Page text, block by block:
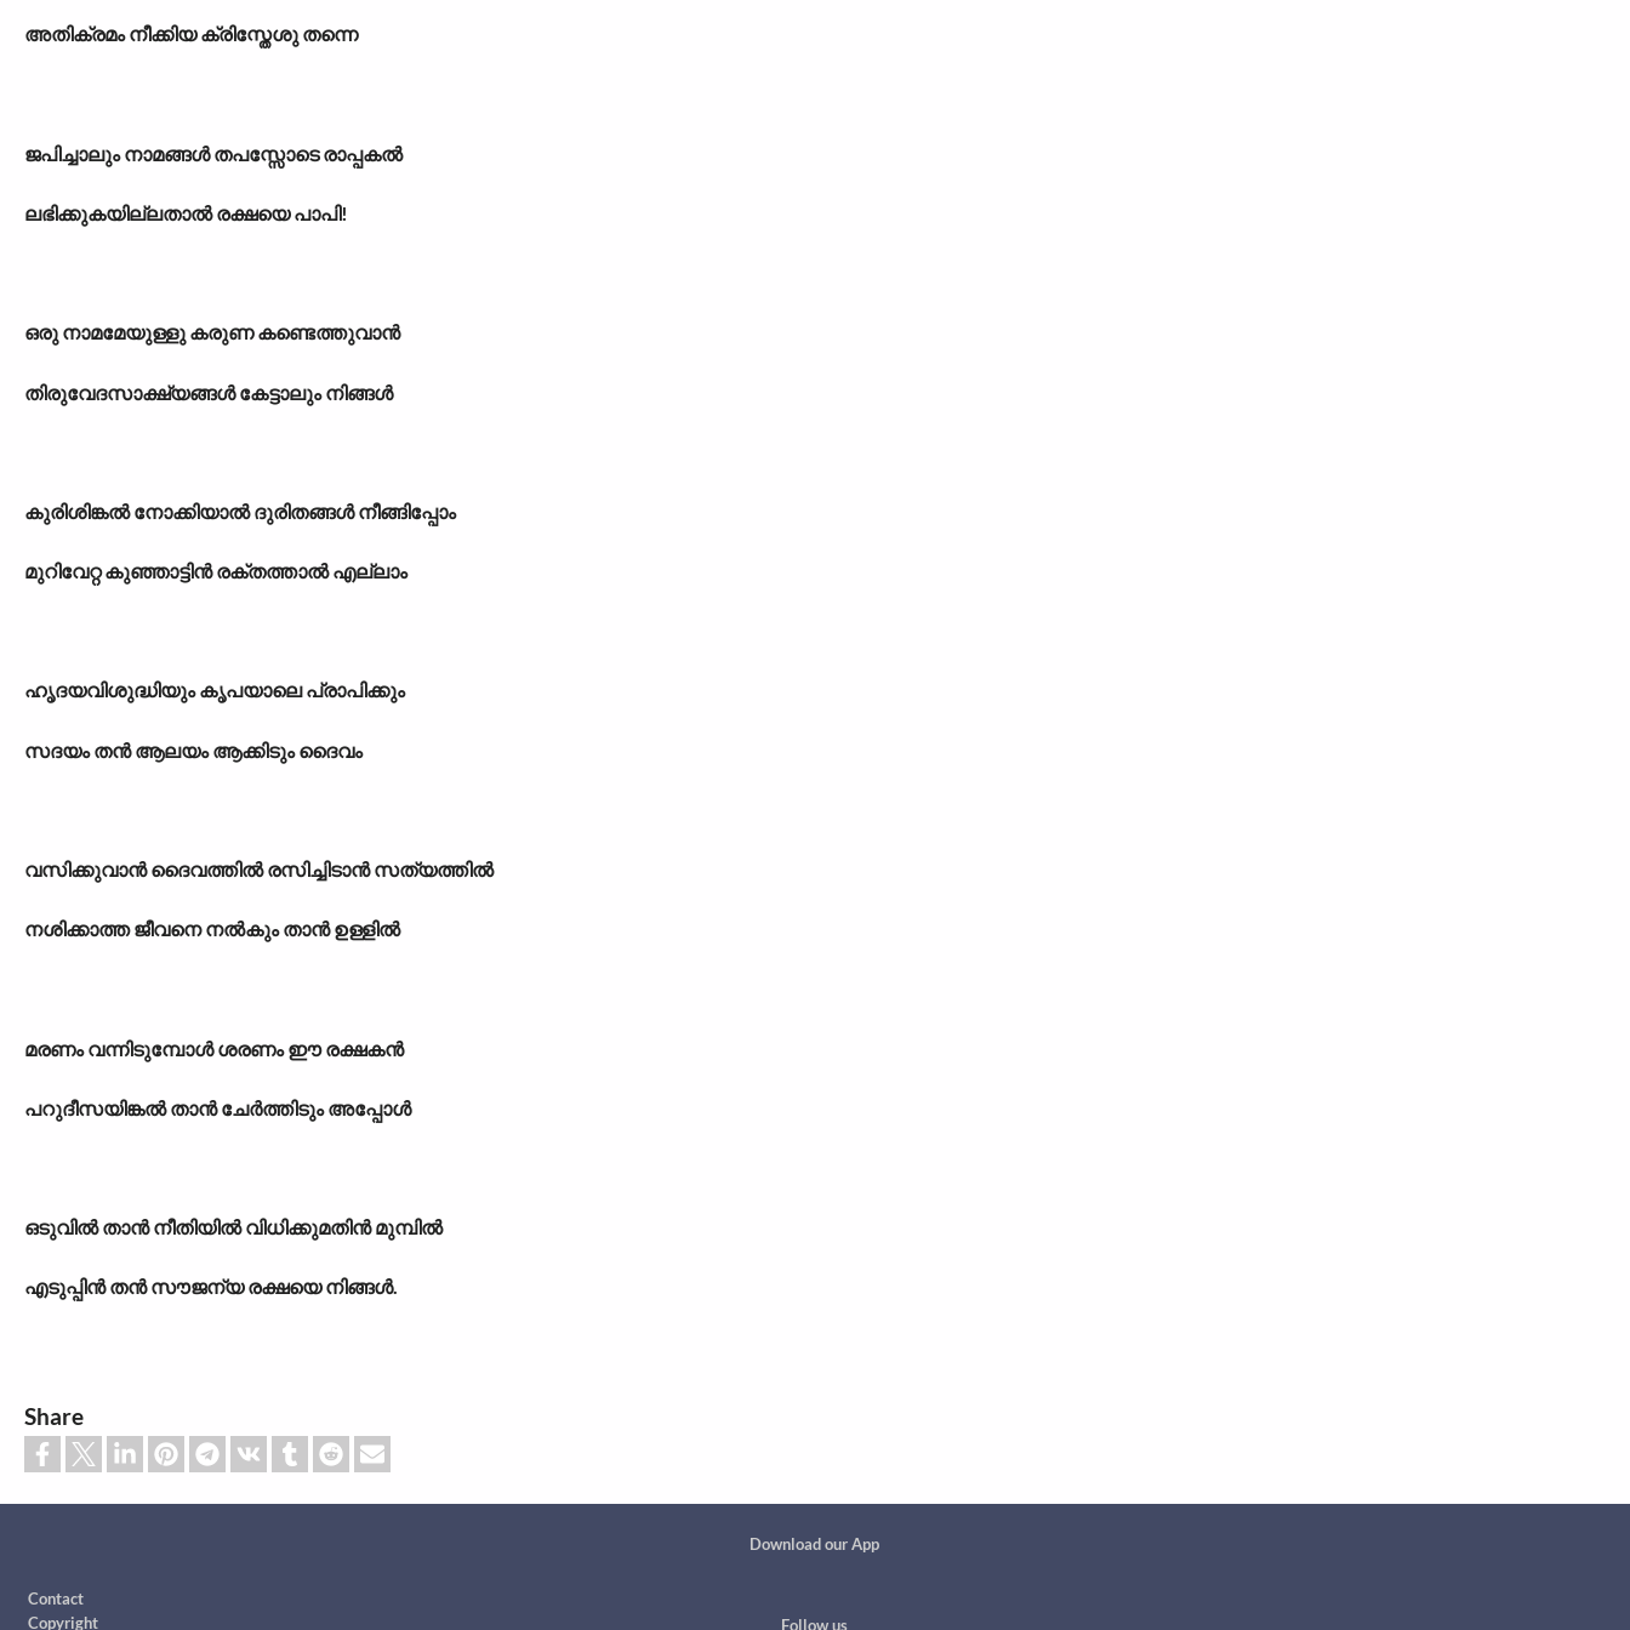
അതിക്രമം നീക്കിയ ക്രിസ്തേശു തന്നെ
ജപിച്ചാലും നാമങ്ങൾ തപസ്സോടെ രാപ്പകൽ
ലഭിക്കുകയില്ലതാൽ രക്ഷയെ പാപി!
ഒരു നാമമേയുള്ളു കരുണ കണ്ടെത്തുവാൻ
തിരുവേദസാക്ഷ്യങ്ങൾ കേട്ടാലും നിങ്ങൾ
കുരിശിങ്കൽ നോക്കിയാൽ ദുരിതങ്ങൾ നീങ്ങിപ്പോം
മുറിവേറ്റ കുഞ്ഞാട്ടിൻ രക്തത്താൽ എല്ലാം
ഹൃദയവിശുദ്ധിയും കൃപയാലെ പ്രാപിക്കും
സദയം തൻ ആലയം ആക്കിടും ദൈവം
വസിക്കുവാൻ ദൈവത്തിൽ രസിച്ചിടാൻ സത്യത്തിൽ
നശിക്കാത്ത ജീവനെ നൽകും താൻ ഉള്ളിൽ
മരണം വന്നിടുമ്പോൾ ശരണം ഈ രക്ഷകൻ
പറുദീസയിങ്കൽ താൻ ചേർത്തിടും അപ്പോൾ
ഒടുവിൽ താൻ നീതിയിൽ വിധിക്കുമതിൻ മുമ്പിൽ
എടുപ്പിൻ തൻ സൗജന്യ രക്ഷയെ നിങ്ങൾ.
Share
Custom footer
Download our App
Footer
Contact
Copyright
Follow us